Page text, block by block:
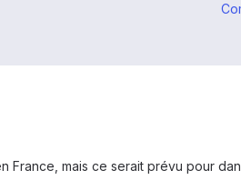
mais ce serait prévu pour